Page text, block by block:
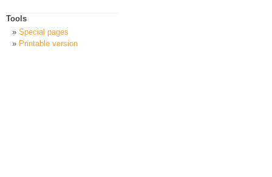
Tools
Special pages
Printable version